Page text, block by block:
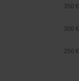
250 €
300 €
350 €